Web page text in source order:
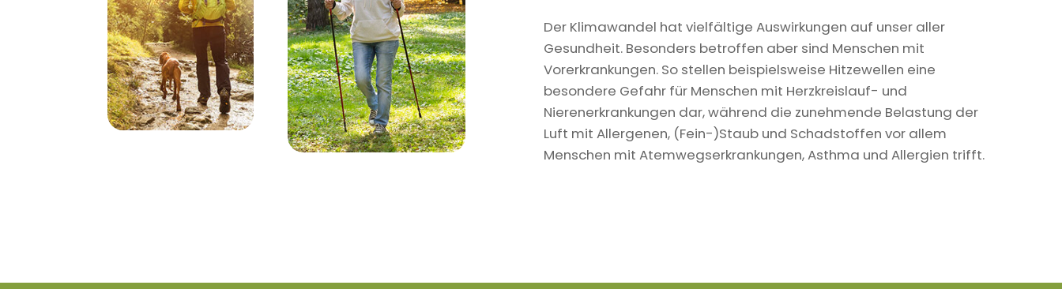
Der Klimawandel hat vielfältige Auswirkungen auf unser aller
Gesundheit. Besonders betroffen aber sind Menschen mit
Vorerkrankungen. So stellen beispielsweise Hitzewellen eine
besondere Gefahr für Menschen mit Herzkreislauf- und
Nierenerkrankungen dar, während die zunehmende Belastung der
Luft mit Allergenen, (Fein-)Staub und Schadstoffen vor allem
Menschen mit Atemwegserkrankungen, Asthma und Allergien trifft.